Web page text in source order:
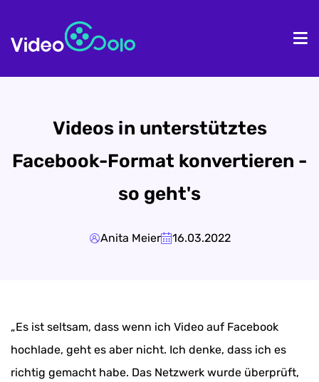
Videos in unterstütztes
Facebook-Format konvertieren -
so geht's
Anita Meier 16.03.2022
„Es ist seltsam, dass wenn ich Video auf Facebook
hochlade, geht es aber nicht. Ich denke, dass ich es
richtig gemacht habe. Das Netzwerk wurde überprüft,